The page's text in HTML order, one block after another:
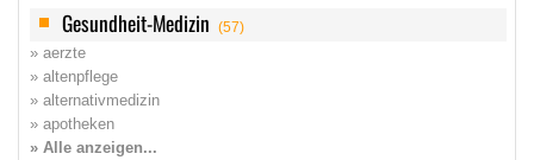
Gesundheit-Medizin (57)
» aerzte
» altenpflege
» alternativmedizin
» apotheken
» Alle anzeigen...